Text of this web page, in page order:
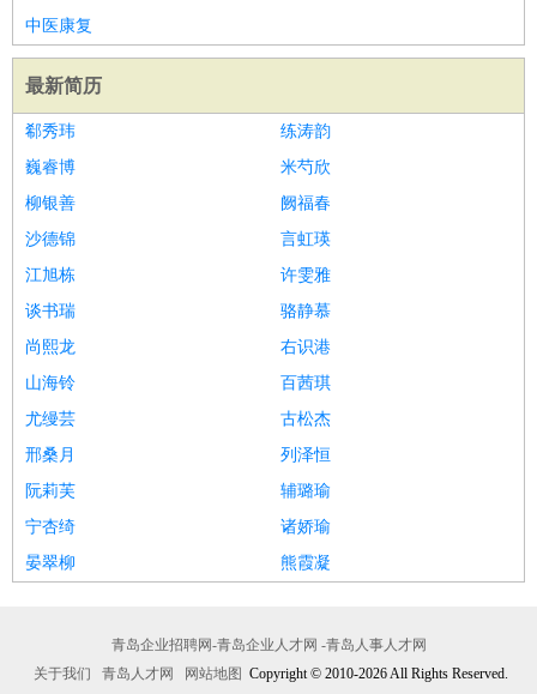
中医康复
最新简历
郗秀玮
练涛韵
巍睿博
米芍欣
柳银善
阙福春
沙德锦
言虹瑛
江旭栋
许雯雅
谈书瑞
骆静慕
尚熙龙
右识港
山海铃
百茜琪
尤缦芸
古松杰
邢桑月
列泽恒
阮莉芙
辅璐瑜
宁杏绮
诸娇瑜
晏翠柳
熊霞凝
青岛企业招聘网-青岛企业人才网 -青岛人事人才网
关于我们
青岛人才网 网站地图 Copyright © 2010-2026 All Rights Reserved.